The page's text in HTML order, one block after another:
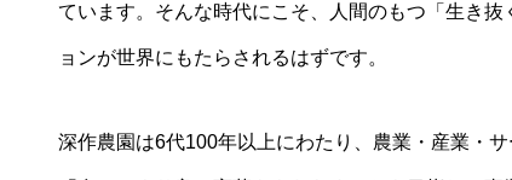
ています。そんな時代にこそ、人間のもつ「生き
ョンが世界にもたらされるはずです。
深作農園は6代100年以上にわたり、農業・産業・